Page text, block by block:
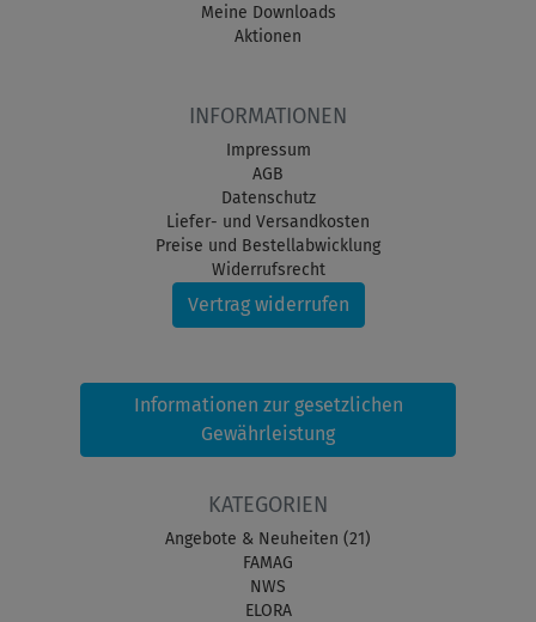
Meine Downloads
Aktionen
INFORMATIONEN
Impressum
AGB
Datenschutz
Liefer- und Versandkosten
Preise und Bestellabwicklung
Widerrufsrecht
Vertrag widerrufen
Informationen zur gesetzlichen
Gewährleistung
KATEGORIEN
Angebote & Neuheiten (21)
FAMAG
NWS
ELORA